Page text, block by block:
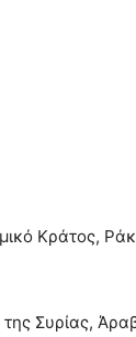
Κράτος,
Συρίας,